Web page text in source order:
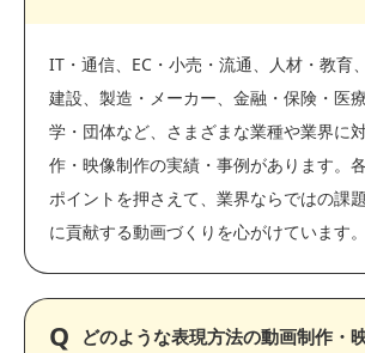
IT・通信、EC・小売・流通、人材・教育
建設、製造・メーカー、金融・保険・医
学・団体など、さまざまな業種や業界に
作・映像制作の実績・事例があります。
ポイントを押さえて、業界ならではの課
に貢献する動画づくりを心がけています。
どのような表現方法の動画制作・